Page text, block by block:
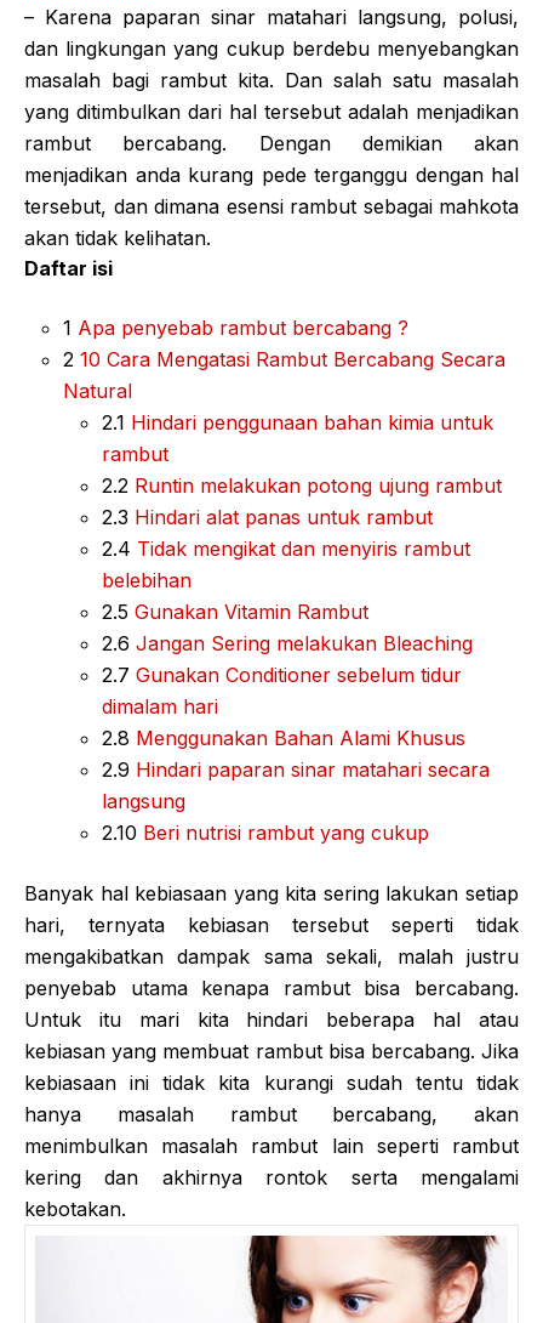
– Karena paparan sinar matahari langsung, polusi,
dan lingkungan yang cukup berdebu menyebangkan
masalah bagi rambut kita. Dan salah satu masalah
yang ditimbulkan dari hal tersebut adalah menjadikan
rambut bercabang. Dengan demikian akan
menjadikan anda kurang pede terganggu dengan hal
tersebut, dan dimana esensi rambut sebagai mahkota
akan tidak kelihatan.
Daftar isi
1 Apa penyebab rambut bercabang ?
2 10 Cara Mengatasi Rambut Bercabang Secara
Natural
2.1 Hindari penggunaan bahan kimia untuk
rambut
2.2 Runtin melakukan potong ujung rambut
2.3 Hindari alat panas untuk rambut
2.4 Tidak mengikat dan menyiris rambut
belebihan
2.5 Gunakan Vitamin Rambut
2.6 Jangan Sering melakukan Bleaching
2.7 Gunakan Conditioner sebelum tidur
dimalam hari
2.8 Menggunakan Bahan Alami Khusus
2.9 Hindari paparan sinar matahari secara
langsung
2.10 Beri nutrisi rambut yang cukup
Banyak hal kebiasaan yang kita sering lakukan setiap
hari, ternyata kebiasan tersebut seperti tidak
mengakibatkan dampak sama sekali, malah justru
penyebab utama kenapa rambut bisa bercabang.
Untuk itu mari kita hindari beberapa hal atau
kebiasan yang membuat rambut bisa bercabang. Jika
kebiasaan ini tidak kita kurangi sudah tentu tidak
hanya masalah rambut bercabang, akan
menimbulkan masalah rambut lain seperti rambut
kering dan akhirnya rontok serta mengalami
kebotakan.